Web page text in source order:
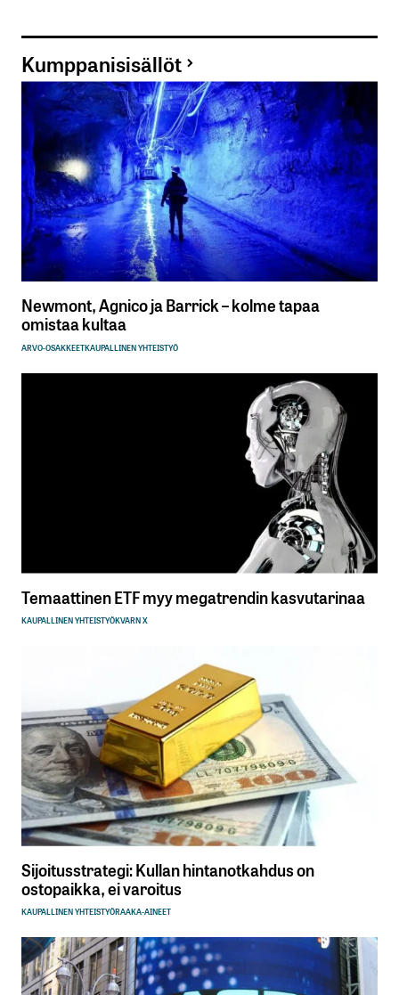
Kumppanisisällöt
Newmont, Agnico ja Barrick – kolme tapaa
omistaa kultaa
ARVO-OSAKKEETKAUPALLINEN YHTEISTYÖ
Temaattinen ETF myy megatrendin kasvutarinaa
KAUPALLINEN YHTEISTYÖKVARN X
Sijoitusstrategi: Kullan hintanotkahdus on
ostopaikka, ei varoitus
KAUPALLINEN YHTEISTYÖRAAKA-AINEET